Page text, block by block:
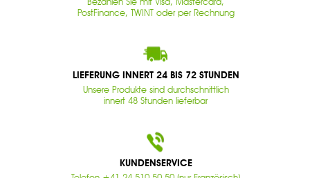
PostFinance, TWINT oder per Rechnung
LIEFERUNG INNERT 24 BIS 72 STUNDEN
Unsere Produkte sind durchschnittlich
innert 48 Stunden lieferbar
KUNDENSERVICE